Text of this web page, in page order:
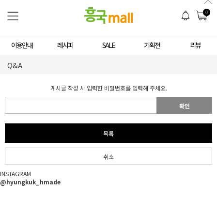
0
이용안내 레시피 SALE 기획전 리뷰
Q&A
게시글 작성 시 입력한 비밀번호를 입력해 주세요.
확인
목록
취소
INSTAGRAM
@hyungkuk_hmade